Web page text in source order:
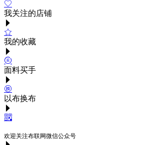
我关注的店铺
我的收藏
面料买手
以布换布
欢迎关注布联网微信公众号